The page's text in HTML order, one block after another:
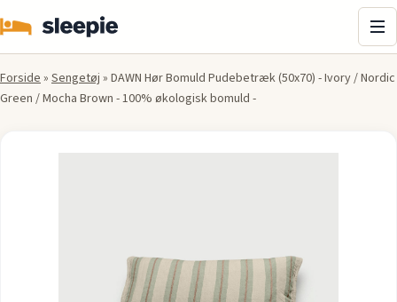
Forside» Sengetøj » DAWN Hør Bomuld Pudebetræk (50x70) - Ivory / Nordic
Green / Mocha Brown - 100% økologisk bomuld -